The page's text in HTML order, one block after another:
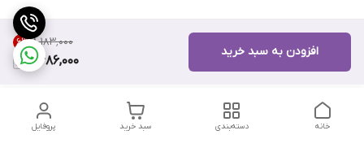
۸٬۱۸۳٬۰۰۰ 6%
7,686,000
افزودن به سبد خرید
پروفایل سبد خرید دسته‌بندی خانه